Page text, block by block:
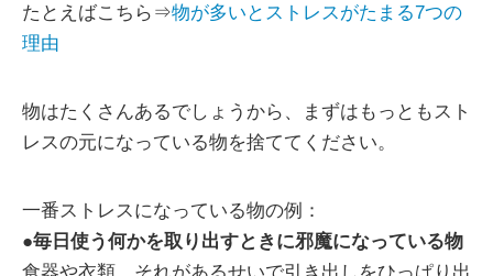
たとえばこちら⇒物が多いとストレスがたまる7つの
理由
物はたくさんあるでしょうから、まずはもっともスト
レスの元になっている物を捨ててください。
一番ストレスになっている物の例：
●毎日使う何かを取り出すときに邪魔になっている物